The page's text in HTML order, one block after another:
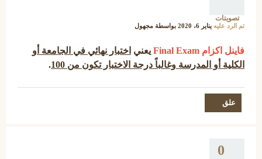
تصويتات
تم الرد عليه يناير 6، 2020 بواسطة مجهول
فاينل اكزام Final Exam يعني اختبار نهائي في الجامعة أو
الكلية أو المدرسة وغالباً درجة الاختبار تكون من 100
.
0